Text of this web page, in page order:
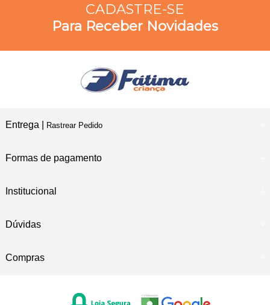
CADASTRE-SE
Para Receber Novidades
Entrega | Rastrear Pedido
Formas de pagamento
Institucional
Dúvidas
Compras